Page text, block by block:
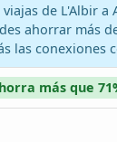
viajas de L'Albir
ahorrar más
las conexiones
más que